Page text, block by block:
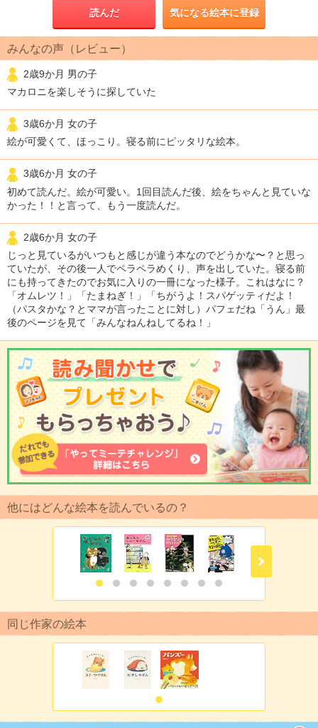
読んだ 気になる絵本に登録
みんなの声（レビュー）
2歳9か月 男の子
マカロニを楽しそうに探していた
3歳6か月 女の子
絵が可愛くて、ほっこり。寝る前にピッタリな絵本。
3歳6か月 女の子
初めて読んだ。絵が可愛い。1回目読んだ後、絵をちゃんと見ていな
かった！！と言って、もう一度読んだ。
2歳6か月 女の子
じっと見ているがいつもと感じが違う本なのでどうかな〜？と思っ
ていたが、その後一人でペラペラめくり、声を出していた。寝る前
にも持ってきたのでお気に入りの一冊になった様子。これはなに？
「オムレツ！」「たまねぎ！」「ちがうよ！スパゲッティだよ！
（パスタかな？とママが言ったことに対し）パフェだね「うん」最
後のページを見て「みんなねんねしてるね！」
他にはどんな絵本を読んでいるの？
同じ作家の絵本